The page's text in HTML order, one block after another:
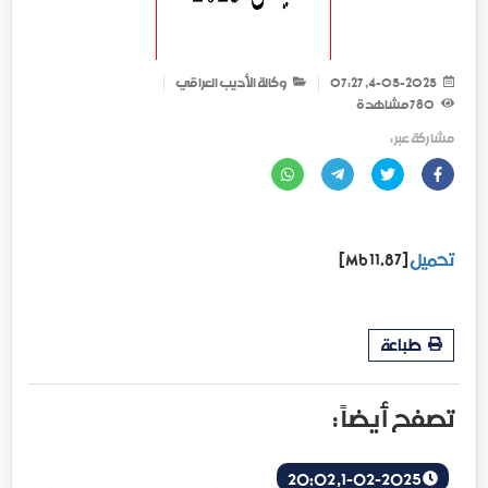
وكالة الأديب العراقي
مشاهدة
مشاركة عبر :
تحميل[11.87 Mb]
طباعة
تصفح أيضاً :